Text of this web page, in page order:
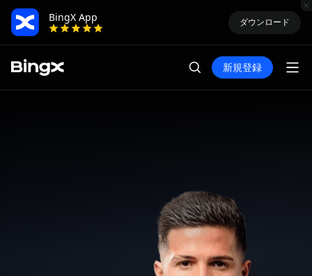
BingX App
ダウンロード
新規登録